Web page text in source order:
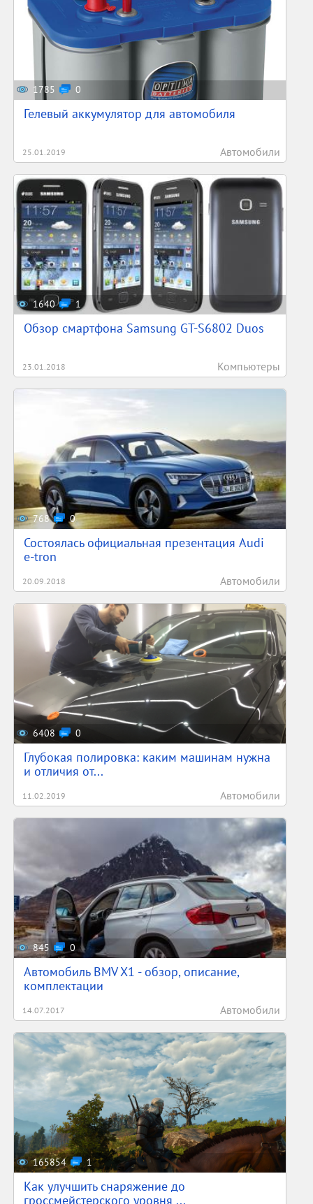
1785 0
Гелевый аккумулятор для автомобиля
25.01.2019 Автомобили
1640 1
Обзор смартфона Samsung GT-S6802 Duos
23.01.2018 Компьютеры
768 0
Состоялась официальная презентация Audi
e-tron
20.09.2018 Автомобили
6408 0
Глубокая полировка: каким машинам нужна
и отличия от...
11.02.2019 Автомобили
845 0
Автомобиль BMV X1 - обзор, описание,
комплектации
14.07.2017 Автомобили
165854 1
Как улучшить снаряжение до
гроссмейстерского уровня ...